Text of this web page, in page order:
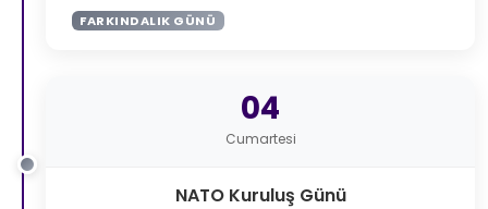
FARKINDALIK GÜNÜ
04
Cumartesi
NATO Kuruluş Günü